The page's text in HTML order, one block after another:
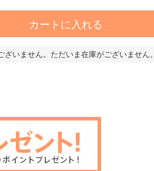
カートに入れる
ざいません。ただいま在庫がございません。